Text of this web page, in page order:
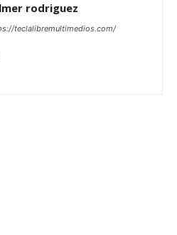
rodriguez
teclalibremultimedios.com/